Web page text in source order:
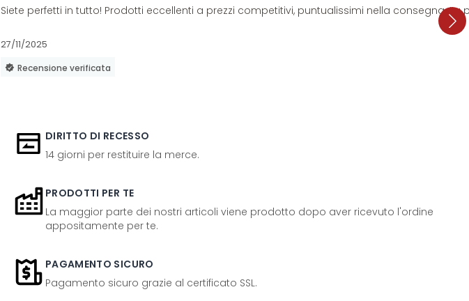
Siete perfetti in tutto! Prodotti eccellenti a prezzi competitivi, puntualissimi nella consegna. La
27/11/2025
Recensione verificata
DIRITTO DI RECESSO
14 giorni per restituire la merce.
PRODOTTI PER TE
La maggior parte dei nostri articoli viene prodotto dopo aver ricevuto l'ordine
appositamente per te.
PAGAMENTO SICURO
Pagamento sicuro grazie al certificato SSL.